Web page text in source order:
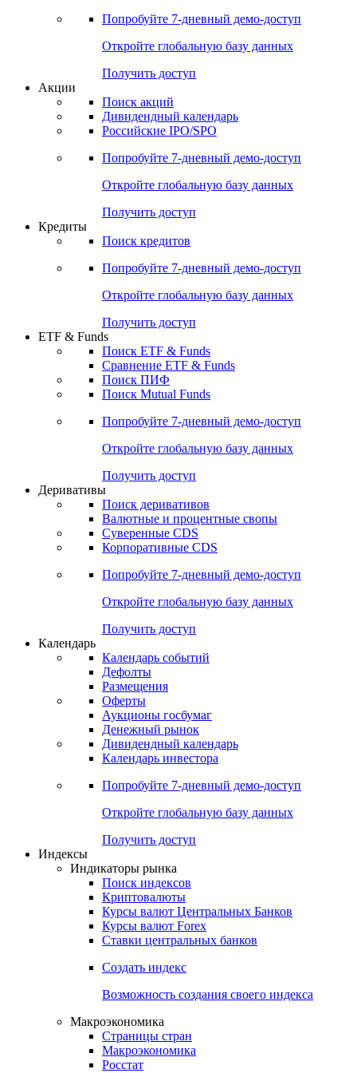
Попробуйте 7-дневный демо-доступ
Откройте глобальную базу данных
Получить доступ
Акции
Поиск акций
Дивидендный календарь
Российские IPO/SPO
Попробуйте 7-дневный демо-доступ
Откройте глобальную базу данных
Получить доступ
Кредиты
Поиск кредитов
Попробуйте 7-дневный демо-доступ
Откройте глобальную базу данных
Получить доступ
ETF & Funds
Поиск ETF & Funds
Сравнение ETF & Funds
Поиск ПИФ
Поиск Mutual Funds
Попробуйте 7-дневный демо-доступ
Откройте глобальную базу данных
Получить доступ
Деривативы
Поиск деривативов
Валютные и процентные свопы
Суверенные CDS
Корпоративные CDS
Попробуйте 7-дневный демо-доступ
Откройте глобальную базу данных
Получить доступ
Календарь
Календарь событий
Дефолты
Размещения
Оферты
Аукционы госбумаг
Денежный рынок
Дивидендный календарь
Календарь инвестора
Попробуйте 7-дневный демо-доступ
Откройте глобальную базу данных
Получить доступ
Индексы
Индикаторы рынка
Поиск индексов
Криптовалюты
Курсы валют Центральных Банков
Курсы валют Forex
Ставки центральных банков
Создать индекс
Возможность создания своего индекса
Макроэкономика
Страницы стран
Макроэкономика
Росстат